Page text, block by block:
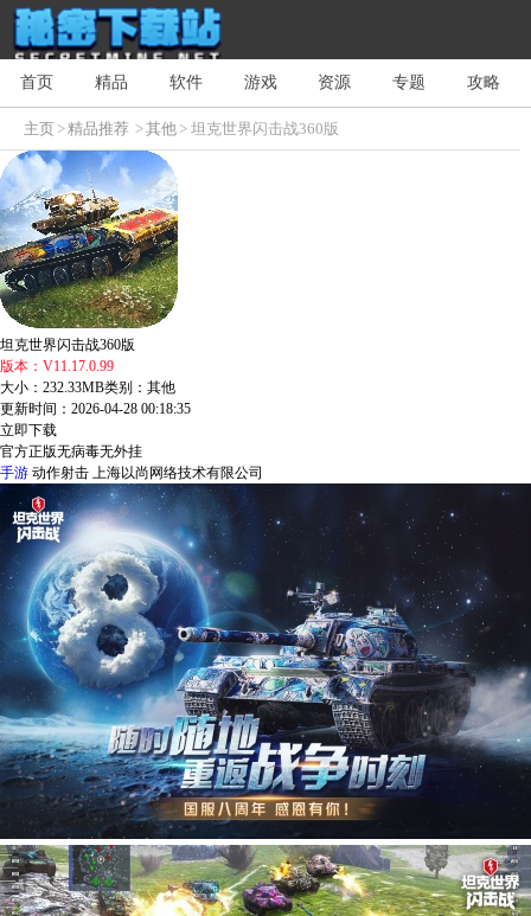
首页 精品 软件 游戏 资源 专题 攻略
主页>精品推荐 >其他> 坦克世界闪击战360版
坦克世界闪击战360版
版本：V11.17.0.99
大小：232.33MB类别：其他
更新时间：2026-04-28 00:18:35
立即下载
官方正版无病毒无外挂
手游 动作射击 上海以尚网络技术有限公司